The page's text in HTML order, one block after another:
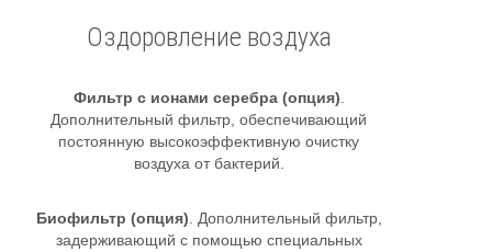
Оздоровление воздуха
Фильтр с ионами серебра (опция)
Дополнительный фильтр, обеспечивающий
постоянную высокоэффективную очистку
воздуха от бактерий.
Биофильтр (опция) . Дополнительный фильтр,
задерживающий с помощью специальных